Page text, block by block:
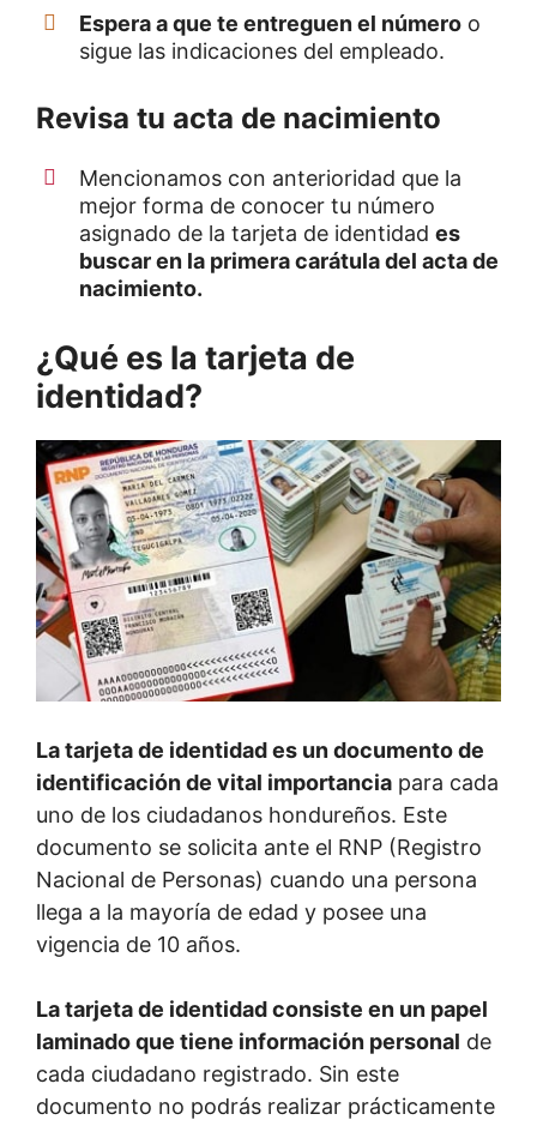
Espera a que te entreguen el número o
sigue las indicaciones del empleado.
Revisa tu acta de nacimiento
Mencionamos con anterioridad que la
mejor forma de conocer tu número
asignado de la tarjeta de identidad es
buscar en la primera carátula del acta de
nacimiento.
¿Qué es la tarjeta de
identidad?
La tarjeta de identidad es un documento de
identificación de vital importancia para cada
uno de los ciudadanos hondureños. Este
documento se solicita ante el RNP (Registro
Nacional de Personas) cuando una persona
llega a la mayoría de edad y posee una
vigencia de 10 años.
La tarjeta de identidad consiste en un papel
laminado que tiene información personal de
cada ciudadano registrado. Sin este
documento no podrás realizar prácticamente